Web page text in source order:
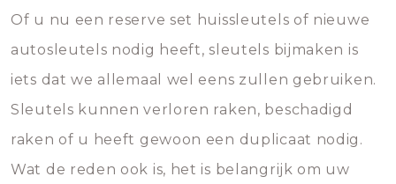
Of u nu een reserve set huissleutels of nieuwe
autosleutels nodig heeft, sleutels bijmaken is
iets dat we allemaal wel eens zullen gebruiken.
Sleutels kunnen verloren raken, beschadigd
raken of u heeft gewoon een duplicaat nodig.
Wat de reden ook is, het is belangrijk om uw